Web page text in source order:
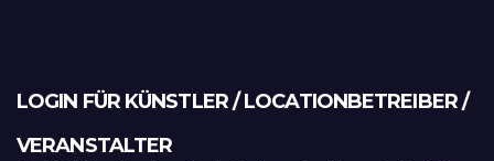
LOGIN FÜR KÜNSTLER / LOCATIONBETREIBER /
VERANSTALTER